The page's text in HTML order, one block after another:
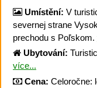
Umístění: V
severnej strane
prechodu s Poľskom.
Ubytování:
více...
Cena: Celoročne: